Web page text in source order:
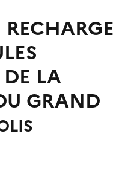
RECHARGE
DE LA
GRAND